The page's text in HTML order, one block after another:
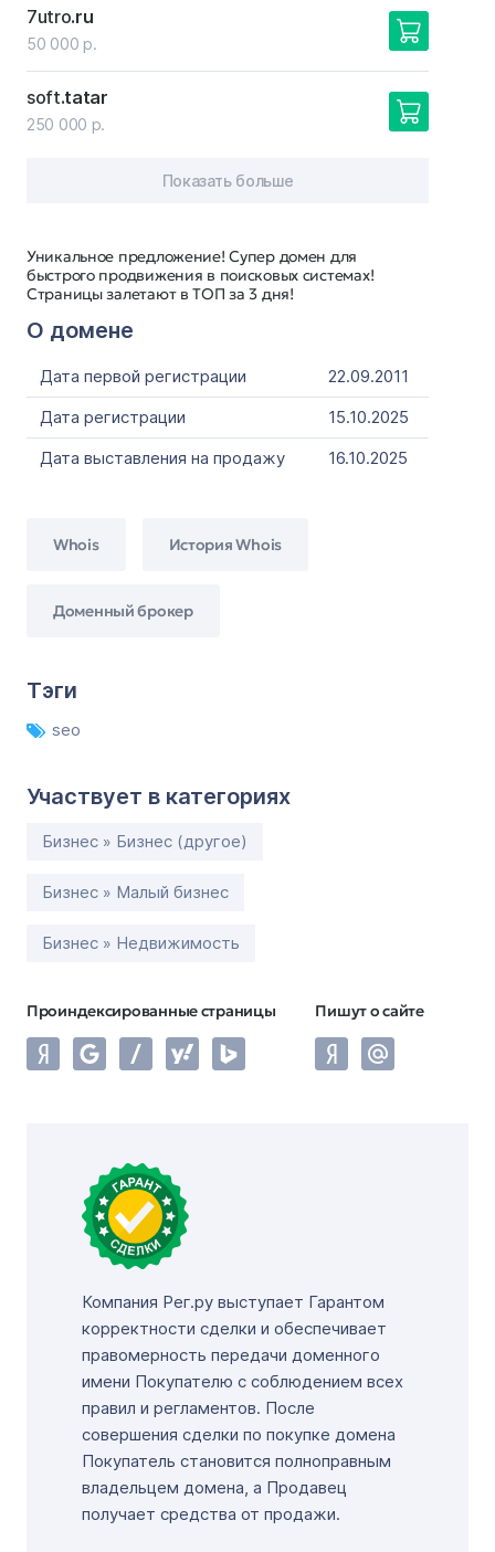
Уникальное предложение! Супер домен для
быстрого продвижения в поисковых системах!
Страницы залетают в ТОП за 3 дня!
О домене
Дата первой регистрации
22.09.2011
Дата регистрации
15.10.2025
Дата выставления на продажу
16.10.2025
Whois История Whois
Доменный брокер
Тэги
seo
Участвует в категориях
Бизнес » Бизнес (другое)
Бизнес » Малый бизнес
Бизнес » Недвижимость
Проиндексированные страницы Пишут о сайте
7utro.ru
50 000 р.
soft.tatar
250 000 р.
Показать больше
Компания Рег.ру выступает Гарантом
корректности сделки и обеспечивает
правомерность передачи доменного
имени Покупателю с соблюдением всех
правил и регламентов. После
совершения сделки по покупке домена
Покупатель становится полноправным
владельцем домена, а Продавец
получает средства от продажи.